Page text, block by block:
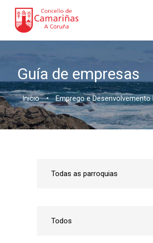
Guía de empresas
Inicio • Emprego e Desenvolvemento